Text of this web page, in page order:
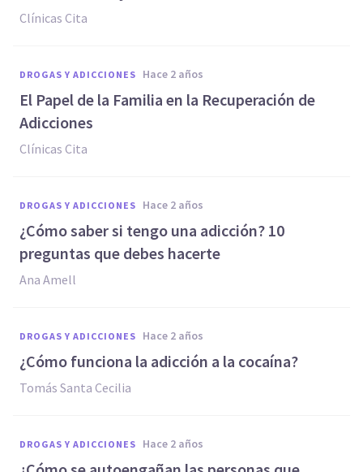
Clínicas Cita
DROGAS Y ADICCIONES hace 2 años
El Papel de la Familia en la Recuperación de
Adicciones
Clínicas Cita
DROGAS Y ADICCIONES hace 2 años
¿Cómo saber si tengo una adicción? 10
preguntas que debes hacerte
Ana Amell
DROGAS Y ADICCIONES hace 2 años
¿Cómo funciona la adicción a la cocaína?
Tomás Santa Cecilia
DROGAS Y ADICCIONES hace 2 años